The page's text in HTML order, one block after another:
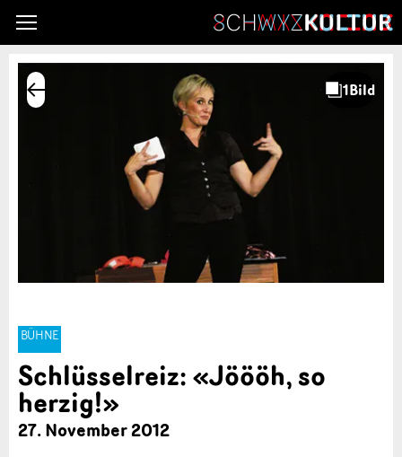
BÜHNE
Schlüsselreiz: «Jöööh, so
herzig!»
27. November 2012